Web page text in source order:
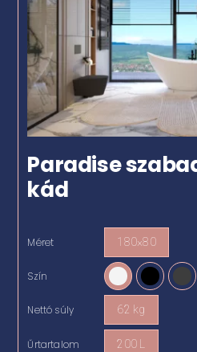
Paradise
kád
Méret 180×80
Szín
Nettó súly 62 kg
Űrtartalom 200 L